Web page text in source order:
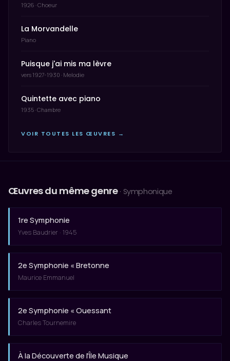
1926 · Choeur
La Morvandelle
Piano
Puisque j'ai mis ma lèvre
vers 1927-1930 · Melodie
Quintette avec piano
1935 · Chambre
VOIR TOUTES LES ŒUVRES →
Œuvres du même genre · Symphonique
1re Symphonie
Yves Baudrier · 1945
2e Symphonie « Bretonne
Maurice Emmanuel
2e Symphonie « Ouessant
Charles Tournemire
À la Découverte de l'Île Musique